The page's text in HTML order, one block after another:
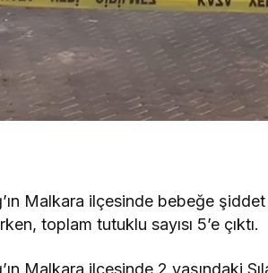
Malkara ilçesinde bebeğe
toplam tutuklu sayısı 5’e çıktı.
Malkara ilçesinde 2 yaşındaki